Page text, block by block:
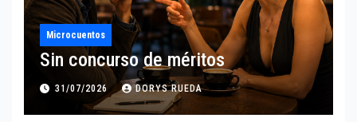
Microcuentos
Sin concurso de méritos
31/07/2026 DORYS RUEDA